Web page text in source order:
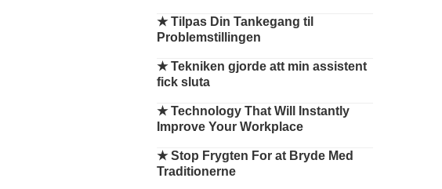
★Tilpas Din Tankegang til
Problemstillingen
★Tekniken gjorde att min assistent
fick sluta
★Technology That Will Instantly
Improve Your Workplace
★Stop Frygten For at Bryde Med
Traditionerne